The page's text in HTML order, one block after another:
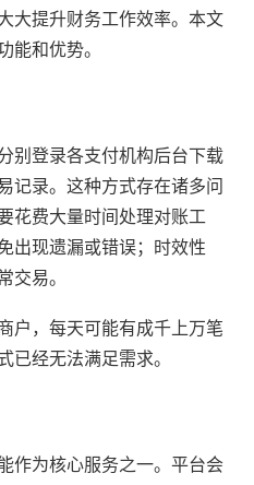
大提升财务工作效率。本文
能和优势。
别登录各支付机构后台下载
记录。这种方式存在诸多问
花费大量时间处理对账工
出现遗漏或错误；时效性
交易。
户，每天可能有成千上万笔
已经无法满足需求。
作为核心服务之一。平台会